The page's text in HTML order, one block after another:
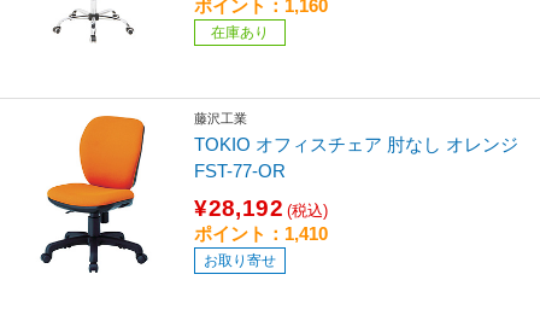
ポイント：1,160
在庫あり
藤沢工業
TOKIO オフィスチェア 肘なし オレンジ
FST-77-OR
¥28,192 (税込)
ポイント：1,410
お取り寄せ